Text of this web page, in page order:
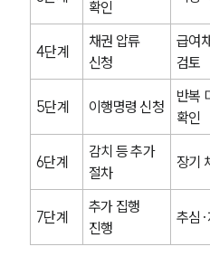
확인
4단계
채권 압류
신청
급여
검토
5단계 이행명령 신청
반복
확인
6단계
감치 등 추가
절차
장기
7단계
추가 집행
진행
추심